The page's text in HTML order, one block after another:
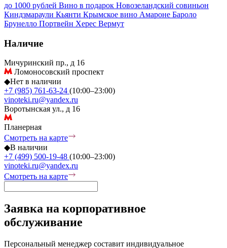
до 1000 рублей Вино в подарок Новозеландский совиньон
Киндзмараули Кьянти Крымское вино Амароне Бароло
Брунелло Портвейн Херес Вермут
Наличие
Мичуринский пр., д 16
Ломоносовский проспект
◆Нет в наличии
+7 (985) 761-63-24 (10:00–23:00)
vinoteki.ru@yandex.ru
Воротынская ул., д 16
Планерная
Смотреть на карте
◆В наличии
+7 (499) 500-19-48 (10:00–23:00)
vinoteki.ru@yandex.ru
Смотреть на карте
Заявка на корпоративное
обслуживание
Персональный менеджер составит индивидуальное